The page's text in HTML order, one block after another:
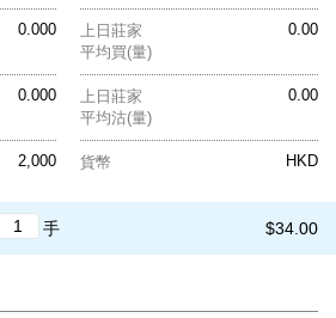
0.000 0.00
上日莊家
平均買(量)
0.000 0.00
上日莊家
平均沽(量)
2,000 HKD
貨幣
$34.00
手